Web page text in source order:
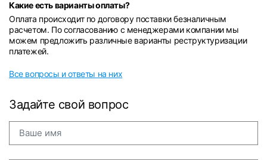
Какие есть варианты оплаты?
Оплата происходит по договору поставки безналичным
расчетом. По согласованию с менеджерами компании мы
можем предложить различные варианты реструктуризации
платежей.
Все вопросы и ответы на них
Задайте свой вопрос